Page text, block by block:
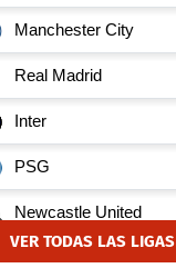
VER TODAS LAS LIGAS